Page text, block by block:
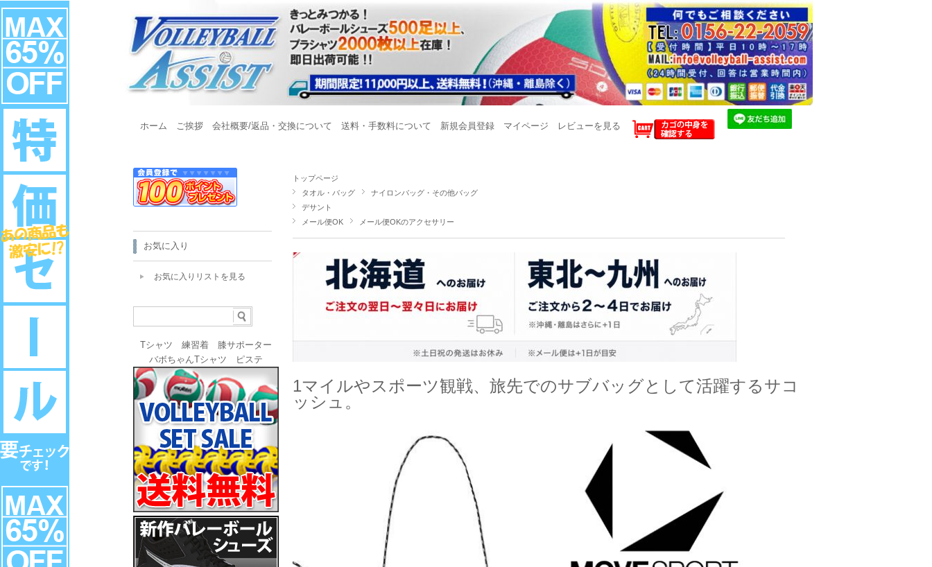
ホーム ご挨拶 会社概要/返品・交換について 送料・手数料について 新規会員登録 マイページ レビューを見る
トップページ
タオル・バッグ
ナイロンバッグ・その他バッグ
デサント
メール便OK
メール便OKのアクセサリー
1マイルやスポーツ観戦、旅先でのサブバッグとして活躍するサコ
ッシュ。
お気に入り
お気に入りリストを見る
Tシャツ 練習着
膝サポーター
バボちゃんTシャツ
ピステ